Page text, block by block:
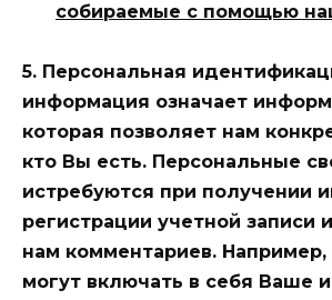
собираемые с помощью
5. Персональная
информация означает
которая позволяет нам
кто Вы есть. Персональные
истребуются при получении
регистрации учетной записи
нам комментариев. Например,
могут включать в себя Ваше